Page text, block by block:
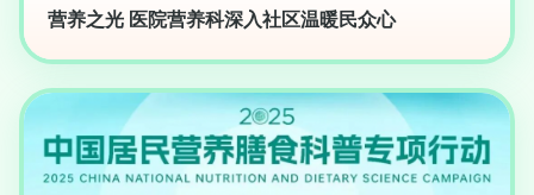
营养之光 医院营养科深入社区温暖民众心